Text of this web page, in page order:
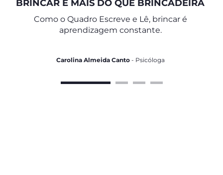
BRINCAR É MAIS DO QUE BRINCADEIRA
Como o Quadro Escreve e Lê, brincar é
aprendizagem constante.
Carolina Almeida Canto - Psicóloga